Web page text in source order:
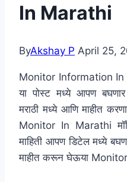
In Marathi
ByAkshay P April 25,
Monitor Information In
या पोस्ट मध्ये आपण
मराठी मध्ये आणि माहीत
Monitor In Marathi
माहिती आपण डिटेल मध्ये
माहीत करून घेऊया Monitor